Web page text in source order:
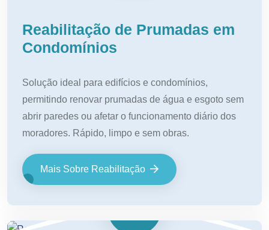
Reabilitação de Prumadas em
Condomínios
Solução ideal para edifícios e condomínios,
permitindo renovar prumadas de água e esgoto sem
abrir paredes ou afetar o funcionamento diário dos
moradores. Rápido, limpo e sem obras.
Mais Sobre Reabilitação